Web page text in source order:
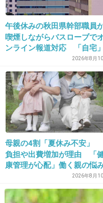
21. 匿名2015/12/30(水) 10:42:46
もはやAV女優
しかもブスばかりの
22. 匿名 2015/12/30(水) 10:43:18
欅坂って色々問題あ
だね
午後休みの秋田県幹部職員
喫煙しながらバスローブで
ンライン報道対応 「自宅」
との説明に疑義 背景がラ
ホテルの客室ような壁紙
2026年8月10
母親の4割「夏休み不安」
負担や出費増加が理由 「
康管理が心配」働く親の悩
2026年8月10